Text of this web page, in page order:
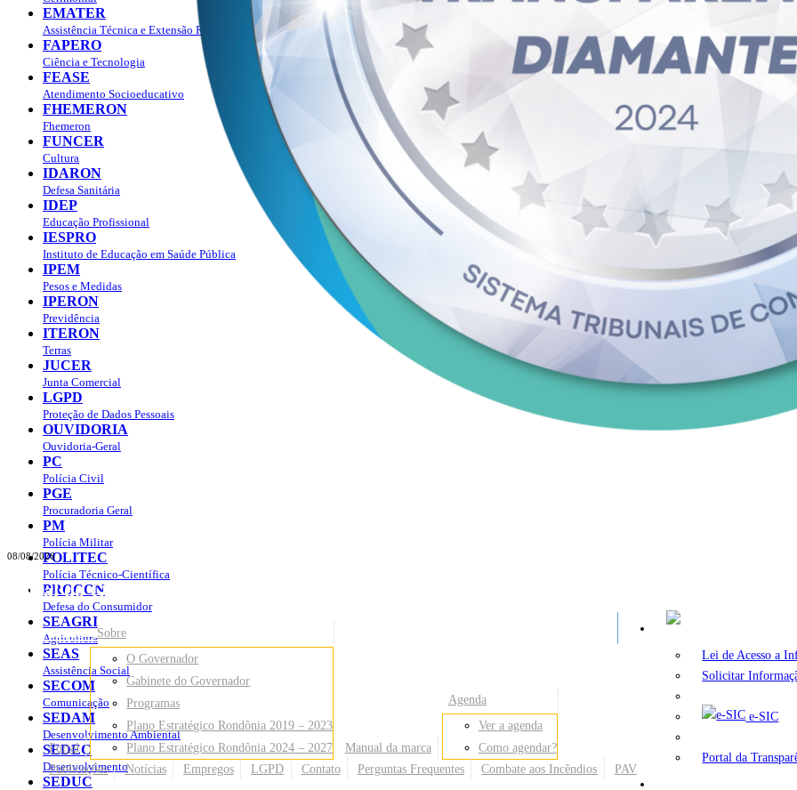
08/08/2026
Portal do Governo do
Governode Rondônia
Lei de Acesso a
Solicitar
e-SIC
Portal da
Portal
Sobre
O Governador
Gabinete do Governador
Programas
Plano Estratégico Rondônia 2019 – 2023
Plano Estratégico Rondônia 2024 – 2027
Manual da marca
Agenda
Ver a agenda
Como agendar?
Publicações
Notícias Empregos LGPD Contato Perguntas Frequentes Combate aos Incêndios PAV
EMATER
Assistência Técnica e Extensão Rural
FAPERO
Ciência e Tecnologia
FEASE
Atendimento Socioeducativo
FHEMERON
Fhemeron
FUNCER
Cultura
IDARON
Defesa Sanitária
IDEP
Educação Profissional
IESPRO
Instituto de Educação em Saúde Pública
IPEM
Pesos e Medidas
IPERON
Previdência
ITERON
Terras
JUCER
Junta Comercial
LGPD
Proteção de Dados Pessoais
OUVIDORIA
Ouvidoria-Geral
PC
Polícia Civil
PGE
Procuradoria Geral
PM
Polícia Militar
POLITEC
Polícia Técnico-Científica
PROCON
Defesa do Consumidor
SEAGRI
Agricultura
SEAS
Assistência Social
SECOM
Comunicação
SEDAM
Desenvolvimento Ambiental
SEDEC
Desenvolvimento
SEDUC